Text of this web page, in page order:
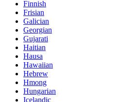
Finnish
Frisian
Galician
Georgian
Gujarati
Haitian
Hausa
Hawaiian
Hebrew
Hmong
Hungarian
Icelandic